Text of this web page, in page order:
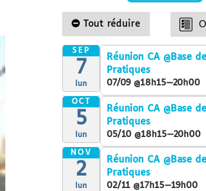
Tout réduire
SEP
7
lun
Réunion CA @Base
Pratiques
07/09 @18h15—20h00
OCT
5
lun
Réunion CA @Base
Pratiques
05/10 @18h15—20h00
NOV
2
lun
Réunion CA @Base
Pratiques
02/11 @17h15—19h00